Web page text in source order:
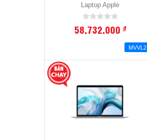
Laptop Apple
58,732,000đ
MVVL2